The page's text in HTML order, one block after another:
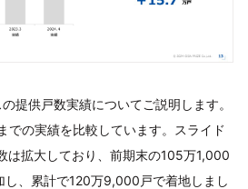
提供戸数実績についてご説明します。
での実績を比較しています。スライド
は拡大しており、前期末の105万1,000
し、累計で120万9,000戸で着地しまし